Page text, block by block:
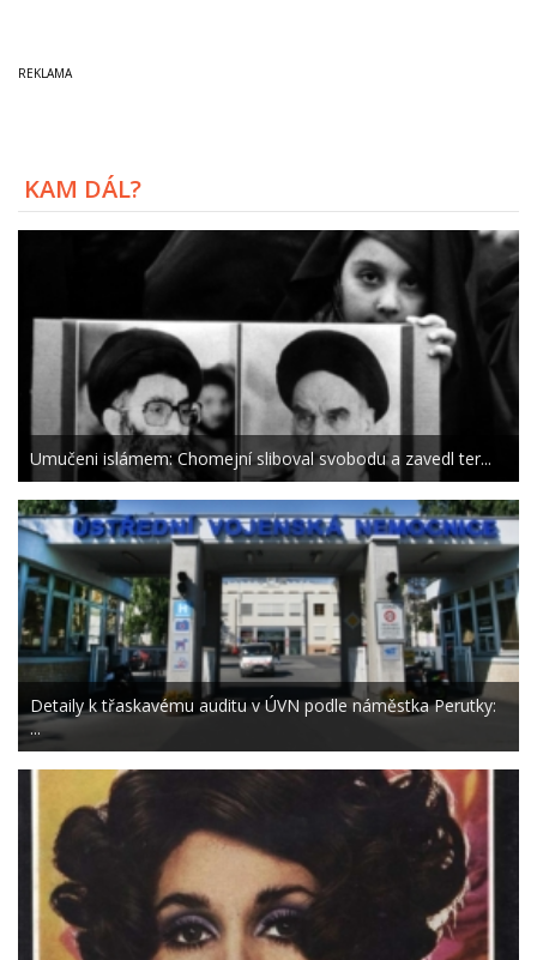
KAM DÁL?
Umučeni islámem: Chomejní sliboval svobodu a zavedl ter...
Detaily k třaskavému auditu v ÚVN podle náměstka Perutky:
...